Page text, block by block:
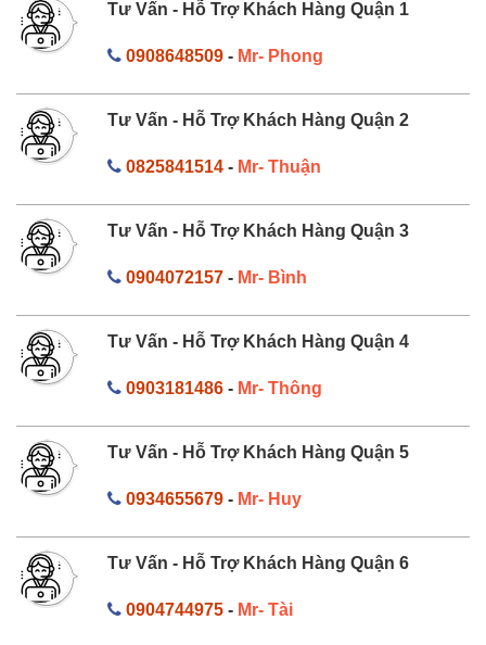
Tư Vấn - Hỗ Trợ Khách Hàng Quận 1
0908648509- Mr- Phong
Tư Vấn - Hỗ Trợ Khách Hàng Quận 2
0825841514- Mr- Thuận
Tư Vấn - Hỗ Trợ Khách Hàng Quận 3
0904072157- Mr- Bình
Tư Vấn - Hỗ Trợ Khách Hàng Quận 4
0903181486- Mr- Thông
Tư Vấn - Hỗ Trợ Khách Hàng Quận 5
0934655679- Mr- Huy
Tư Vấn - Hỗ Trợ Khách Hàng Quận 6
0904744975- Mr- Tài